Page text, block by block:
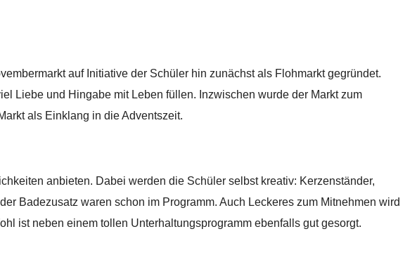
auf Initiative der Schüler hin zunächst als Flohmarkt gegründet.
Liebe und Hingabe mit Leben füllen. Inzwischen wurde der Markt zum
als Einklang in die Adventszeit.
anbieten. Dabei werden die Schüler selbst kreativ: Kerzenständer,
Badezusatz waren schon im Programm. Auch Leckeres zum Mitnehmen wird
ist neben einem tollen Unterhaltungsprogramm ebenfalls gut gesorgt.